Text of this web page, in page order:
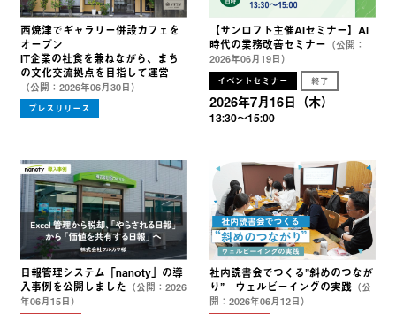
西焼津でギャラリー併設カフェを
オープン
IT企業の社食を兼ねながら、まち
の文化交流拠点を目指して運営
（公開：2026年06月30日）
プレスリリース
【サンロフト主催AIセミナー】AI
時代の業務改善セミナー （公開：
2026年06月19日）
イベントセミナー 終了
2026年7月16日（木）
13:30〜15:00
日報管理システム「nanoty」の導
入事例を公開しました （公開：2026
年06月15日）
社内読書会でつくる”斜めのつなが
り” ウェルビーイングの実践（公
開：2026年06月12日）